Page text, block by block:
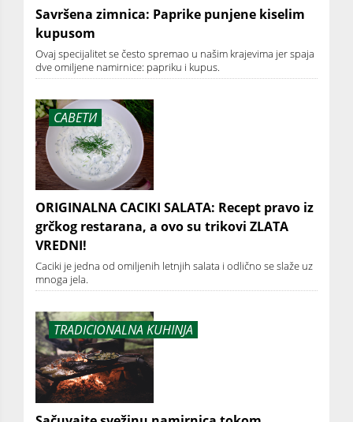
Savršena zimnica: Paprike punjene kiselim
kupusom
Ovaj specijalitet se često spremao u našim krajevima jer spaja
dve omiljene namirnice: papriku i kupus.
САВЕТИ
ORIGINALNA CACIKI SALATA: Recept pravo iz
grčkog restarana, a ovo su trikovi ZLATA
VREDNI!
Caciki je jedna od omiljenih letnjih salata i odlično se slaže uz
mnoga jela.
TRADICIONALNA KUHINJA